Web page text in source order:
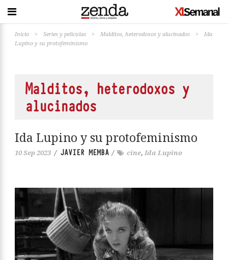
Inicio > Series y películas > Malditos, heterodoxos y alucinados >
Ida
Lupino y su protofeminismo
Malditos, heterodoxos y
alucinados
Ida Lupino y su protofeminismo
10 Sep 2023 / JAVIER MEMBA / cine, Ida Lupino